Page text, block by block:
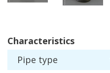
Characteristics
Pipe type